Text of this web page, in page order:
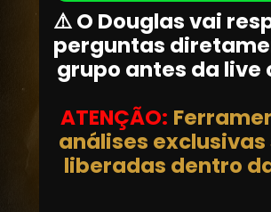
⚠️ O Douglas vai
perguntas
grupo antes da live
ATENÇÃO:
análises exclusivas
liberadas dentro